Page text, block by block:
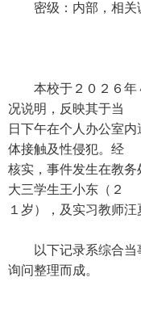
密级：内部，相关
本校于２０２６年
况说明，反映其于当
日下午在个人办公室
体接触及性侵犯。经
核实，事件发生在教
大三学生王小东（２
１岁），及实习教师汪
以下记录系综合当
询问整理而成。